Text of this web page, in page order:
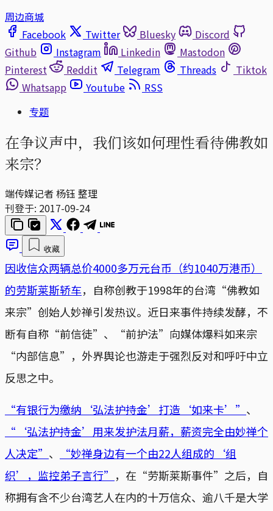
周边商城
Facebook
Twitter Bluesky
Discord
Github
Instagram Linkedin
Mastodon
Pinterest
Reddit Telegram Threads
Tiktok
Whatsapp
Youtube
RSS
专题
在争议声中，我们该如何理性看待佛教如
来宗？
端传媒记者 杨钰 整理
刊登于: 2017-09-24
收藏
因收信众两辆总价4000多万元台币（约1040万港币）
的劳斯莱斯轿车，自称创教于1998年的台湾“佛教如
来宗”创始人妙禅引发热议。近日来事件持续发酵，不
断有自称“前信徒”、“前护法”向媒体爆料如来宗
“内部信息”，外界舆论也游走于强烈反对和呼吁中立
反思之中。
“有银行为缴纳‘弘法护持金’打造‘如来卡’” 、
“‘弘法护持金’用来发护法月薪，薪资完全由妙禅个
人决定” 、
“妙禅身边有一个由22人组成的‘组
织’，监控弟子言行” ，在“劳斯莱斯事件”之后，自
称拥有含不少台湾艺人在内的十万信众、逾八千是大学